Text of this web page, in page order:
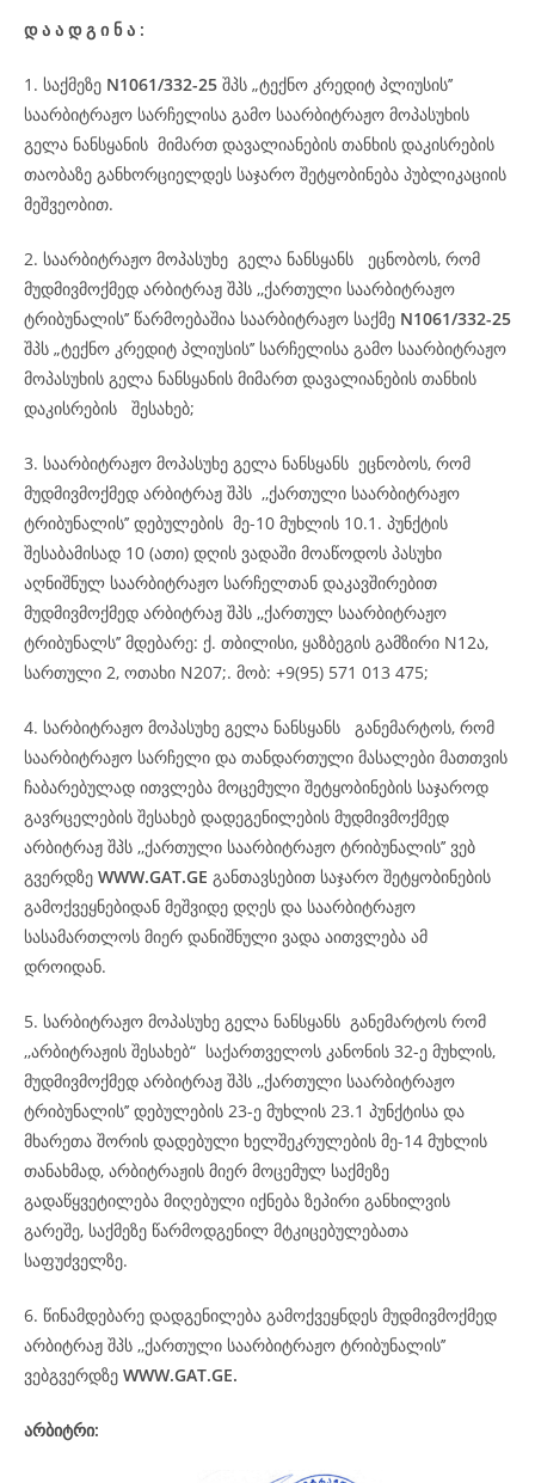
დ ა ა დ გ ი ნ ა :
1. საქმეზე N1061/332-25 შპს „ტექნო კრედიტ პლიუსის’’
საარბიტრაჟო სარჩელისა გამო საარბიტრაჟო მოპასუხის
გელა ნანსყანის მიმართ დავალიანების თანხის დაკისრების
თაობაზე განხორციელდეს საჯარო შეტყობინება პუბლიკაციის
მეშვეობით.
2. საარბიტრაჟო მოპასუხე გელა ნანსყანს ეცნობოს, რომ
მუდმივმოქმედ არბიტრაჟ შპს ,,ქართული საარბიტრაჟო
ტრიბუნალის’’ წარმოებაშია საარბიტრაჟო საქმე N1061/332-25
შპს „ტექნო კრედიტ პლიუსის’’ სარჩელისა გამო საარბიტრაჟო
მოპასუხის გელა ნანსყანის მიმართ დავალიანების თანხის
დაკისრების შესახებ;
3. საარბიტრაჟო მოპასუხე გელა ნანსყანს ეცნობოს, რომ
მუდმივმოქმედ არბიტრაჟ შპს ,,ქართული საარბიტრაჟო
ტრიბუნალის’’ დებულების მე-10 მუხლის 10.1. პუნქტის
შესაბამისად 10 (ათი) დღის ვადაში მოაწოდოს პასუხი
აღნიშნულ საარბიტრაჟო სარჩელთან დაკავშირებით
მუდმივმოქმედ არბიტრაჟ შპს ,,ქართულ საარბიტრაჟო
ტრიბუნალს’’ მდებარე: ქ. თბილისი, ყაზბეგის გამზირი N12ა,
სართული 2, ოთახი N207;. მობ: +9(95) 571 013 475;
4. სარბიტრაჟო მოპასუხე გელა ნანსყანს განემარტოს, რომ
საარბიტრაჟო სარჩელი და თანდართული მასალები მათთვის
ჩაბარებულად ითვლება მოცემული შეტყობინების საჯაროდ
გავრცელების შესახებ დადეგენილების მუდმივმოქმედ
არბიტრაჟ შპს ,,ქართული საარბიტრაჟო ტრიბუნალის’’ ვებ
გვერდზე WWW.GAT.GE განთავსებით საჯარო შეტყობინების
გამოქვეყნებიდან მეშვიდე დღეს და საარბიტრაჟო
სასამართლოს მიერ დანიშნული ვადა აითვლება ამ
დროიდან.
5. სარბიტრაჟო მოპასუხე გელა ნანსყანს განემარტოს რომ
,,არბიტრაჟის შესახებ“ საქართველოს კანონის 32-ე მუხლის,
მუდმივმოქმედ არბიტრაჟ შპს ,,ქართული საარბიტრაჟო
ტრიბუნალის’’ დებულების 23-ე მუხლის 23.1 პუნქტისა და
მხარეთა შორის დადებული ხელშეკრულების მე-14 მუხლის
თანახმად, არბიტრაჟის მიერ მოცემულ საქმეზე
გადაწყვეტილება მიღებული იქნება ზეპირი განხილვის
გარეშე, საქმეზე წარმოდგენილ მტკიცებულებათა
საფუძველზე.
6. წინამდებარე დადგენილება გამოქვეყნდეს მუდმივმოქმედ
არბიტრაჟ შპს ,,ქართული საარბიტრაჟო ტრიბუნალის’’
ვებგვერდზე WWW.GAT.GE.
არბიტრი: